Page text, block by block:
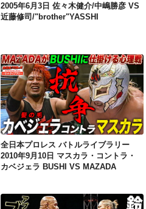
2005年6月3日 佐々木健介/中嶋勝彦 VS
近藤修司/"brother"YASSHI
全日本プロレス バトルライブラリー 2010年9月10日 マスカラ・コントラ・カベジェラ BUSHI VS MAZADA
全日本プロレス バトルライブラリー
2010年9月10日 マスカラ・コントラ・
カベジェラ BUSHI VS MAZADA